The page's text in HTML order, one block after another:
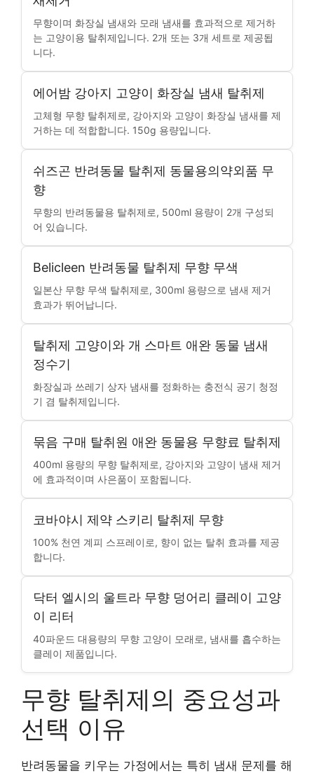
무향이며 화장실 냄새와 모래 냄새를 효과적으로 제거하
는 고양이용 탈취제입니다. 2개 또는 3개 세트로 제공됩
니다.
에어밤 강아지 고양이 화장실 냄새 탈취제
고체형 무향 탈취제로, 강아지와 고양이 화장실 냄새를 제
거하는 데 적합합니다. 150g 용량입니다.
쉬즈곤 반려동물 탈취제 동물용의약외품 무
향
무향의 반려동물용 탈취제로, 500ml 용량이 2개 구성되
어 있습니다.
Belicleen 반려동물 탈취제 무향 무색
일본산 무향 무색 탈취제로, 300ml 용량으로 냄새 제거
효과가 뛰어납니다.
탈취제 고양이와 개 스마트 애완 동물 냄새
정수기
화장실과 쓰레기 상자 냄새를 정화하는 충전식 공기 청정
기 겸 탈취제입니다.
묶음 구매 탈취원 애완 동물용 무향료 탈취제
400ml 용량의 무향 탈취제로, 강아지와 고양이 냄새 제거
에 효과적이며 사은품이 포함됩니다.
코바야시 제약 스키리 탈취제 무향
100% 천연 계피 스프레이로, 향이 없는 탈취 효과를 제공
합니다.
닥터 엘시의 울트라 무향 덩어리 클레이 고양
이 리터
40파운드 대용량의 무향 고양이 모래로, 냄새를 흡수하는
클레이 제품입니다.
무향 탈취제의 중요성과
선택 이유
반려동물을 키우는 가정에서는 특히 냄새 문제를 해